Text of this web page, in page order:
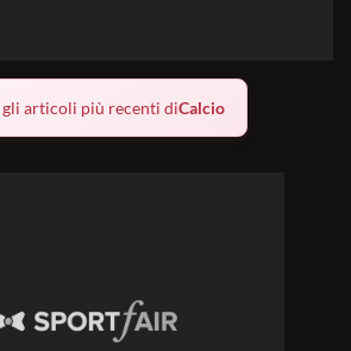
gli articoli più recenti diCalcio